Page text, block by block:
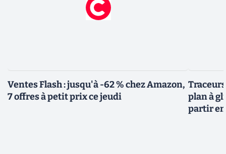
Ventes Flash : jusqu'à -62 % chez Amazon,
7 offres à petit prix ce jeudi
plan à
partir